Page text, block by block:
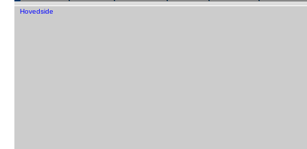
Hovedside